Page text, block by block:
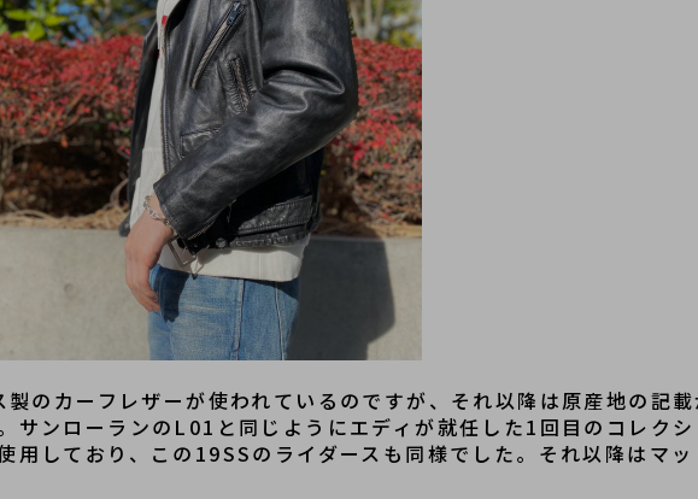
のカーフレザーが使われているのですが、それ以降は原産地の記
サンローランのL01と同じようにエディが就任した1回目のコレク
用しており、この19SSのライダースも同様でした。それ以降はマ